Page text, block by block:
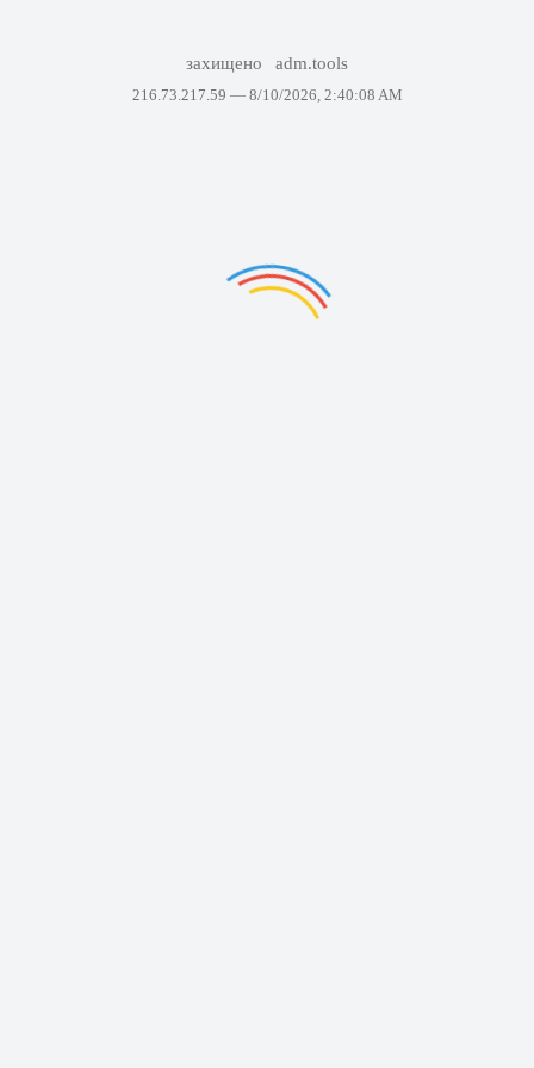
захищено adm.tools
216.73.217.59 — 8/10/2026, 2:40:08 AM